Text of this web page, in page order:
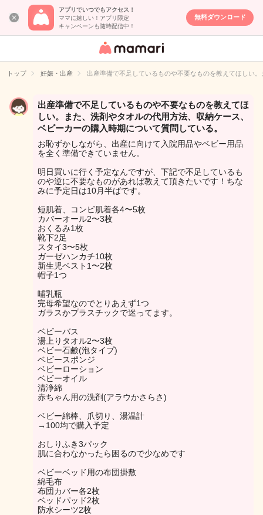
アプリでいつでもアクセス！
ママに嬉しい！アプリ限定
キャンペーンも随時配信中！
無料ダウンロード
女性専用匿名QA
イト
トップ 妊娠・出産 出産準備で不足しているものや不要なものを教えてほしい
出産準備で不足しているものや不要なものを教えてほ
しい。また、洗剤やタオルの代用方法、収納ケース、
ベビーカーの購入時期について質問している。
お恥ずかしながら、出産に向けて入院用品やベビー用品
を全く準備できていません。
明日買いに行く予定なんですが、下記で不足しているも
のや逆に不要なものがあれば教えて頂きたいです！ちな
みに予定日は10月半ばです。
短肌着、コンビ肌着各4〜5枚
カバーオール2〜3枚
おくるみ1枚
靴下2足
スタイ3〜5枚
ガーゼハンカチ10枚
新生児ベスト1〜2枚
帽子1つ
哺乳瓶
完母希望なのでとりあえず1つ
ガラスかプラスチックで迷ってます。
ベビーバス
湯上りタオル2〜3枚
ベビー石鹸(泡タイプ)
ベビースポンジ
ベビーローション
ベビーオイル
清浄綿
赤ちゃん用の洗剤(アラウかさらさ)
ベビー綿棒、爪切り、湯温計
→100均で購入予定
おしりふき3パック
肌に合わなかったら困るので少なめです
ベビーベッド用の布団掛敷
綿毛布
布団カバー各2枚
ベッドパッド2枚
防水シーツ2枚